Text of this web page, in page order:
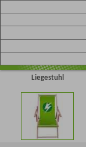
Liegestuhl